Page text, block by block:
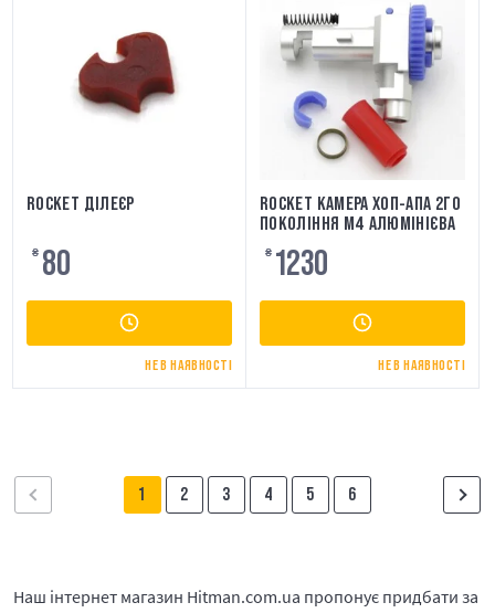
ROCKET ДІЛЕЄР
₴ 80
НЕ В НАЯВНОСТІ
ROCKET КАМЕРА ХОП-АПА 2ГО
ПОКОЛІННЯ M4 АЛЮМІНІЄВА
₴ 1230
НЕ В НАЯВНОСТІ
1 2 3 4 5 6
Наш інтернет магазин Hitman.com.ua пропонує придбати за